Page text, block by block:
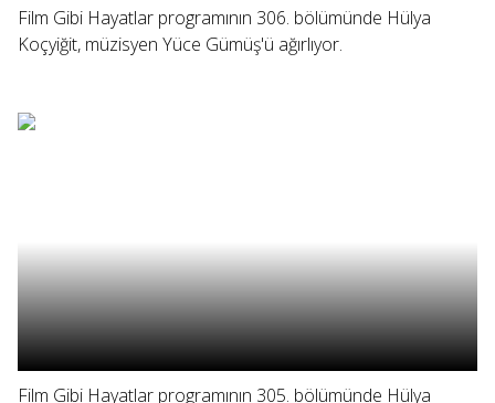
Film Gibi Hayatlar programının 306. bölümünde Hülya
Koçyiğit, müzisyen Yüce Gümüş'ü ağırlıyor.
Film Gibi Hayatlar programının 305. bölümünde Hülya